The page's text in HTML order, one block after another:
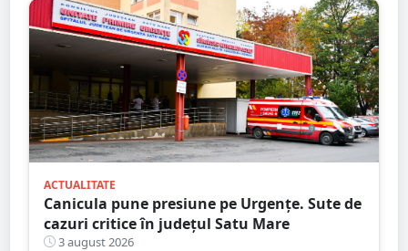
ACTUALITATE
Canicula pune presiune pe Urgențe. Sute de
cazuri critice în județul Satu Mare
3 august 2026